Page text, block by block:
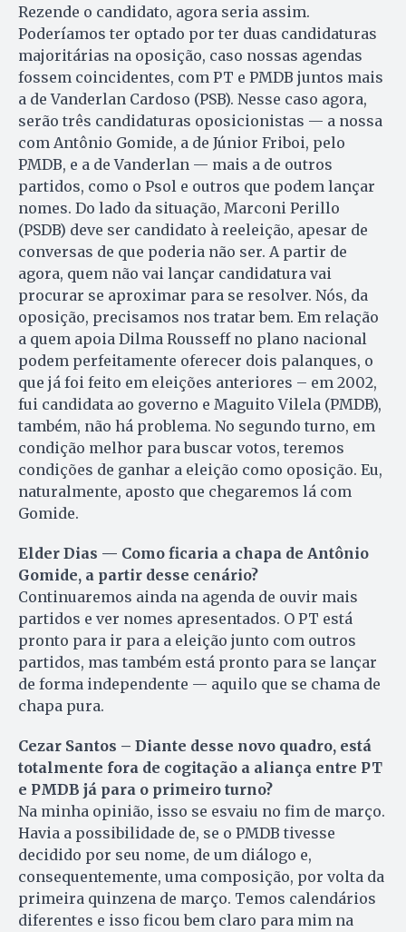
Rezende o candidato, agora seria assim.
Poderíamos ter optado por ter duas candidaturas
majoritárias na oposição, caso nossas agendas
fossem coincidentes, com PT e PMDB juntos mais
a de Vanderlan Car­doso (PSB). Nesse caso agora,
se­rão três candidaturas oposicionistas — a nossa
com Antônio Gomide, a de Júnior Friboi, pelo
PMDB, e a de Vanderlan — mais a de outros
partidos, como o Psol e outros que podem lançar
nomes. Do lado da situação, Marconi Perillo
(PSDB) deve ser candidato à reeleição, apesar de
conversas de que poderia não ser. A partir de
agora, quem não vai lançar candidatura vai
procurar se aproximar para se resolver. Nós, da
oposição, precisamos nos tratar bem. Em relação
a quem apoia Dilma Rousseff no plano nacional
podem perfeitamente oferecer dois palanques, o
que já foi feito em eleições anteriores – em 2002,
fui candidata ao governo e Maguito Vilela (PMDB),
também, não há problema. No segundo turno, em
condição melhor para buscar votos, teremos
condições de ganhar a eleição como oposição. Eu,
naturalmente, aposto que chegaremos lá com
Gomide.
Elder Dias — Como ficaria a chapa de Antônio
Gomide, a partir desse cenário?
Continuaremos ainda na agenda de ouvir mais
partidos e ver nomes apresentados. O PT está
pronto para ir para a eleição junto com outros
partidos, mas também está pronto para se lançar
de forma independente — aquilo que se chama de
chapa pura.
Cezar Santos – Diante desse novo quadro, está
totalmente fora de cogitação a aliança entre PT
e PMDB já para o primeiro turno?
Na minha opinião, isso se esvaiu no fim de março.
Havia a possibilidade de, se o PMDB tivesse
decidido por seu nome, de um diálogo e,
consequentemente, uma composição, por volta da
primeira quinzena de março. Temos calendários
diferentes e isso ficou bem claro para mim na